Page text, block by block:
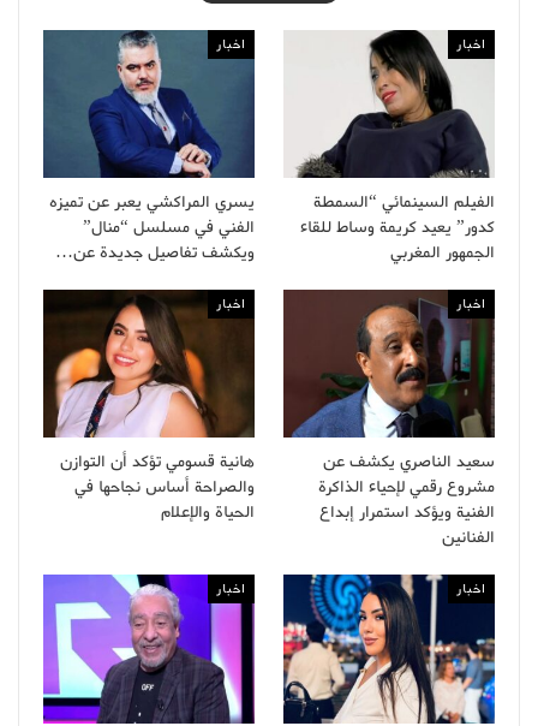
اخبار
الفيلم السينمائي “السمطة
كدور” يعيد كريمة وساط للقاء
الجمهور المغربي
اخبار
يسري المراكشي يعبر عن تميزه
الفني في مسلسل “منال”
ويكشف تفاصيل جديدة عن…
اخبار
سعيد الناصري يكشف عن
مشروع رقمي لإحياء الذاكرة
الفنية ويؤكد استمرار إبداع
الفنانين
اخبار
هانية قسومي تؤكد أن التوازن
والصراحة أساس نجاحها في
الحياة والإعلام
اخبار اخبار